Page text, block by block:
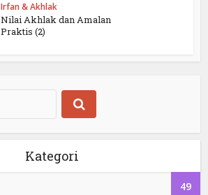
Irfan & Akhlak
Nilai Akhlak dan Amalan
Praktis (2)
Kategori
49